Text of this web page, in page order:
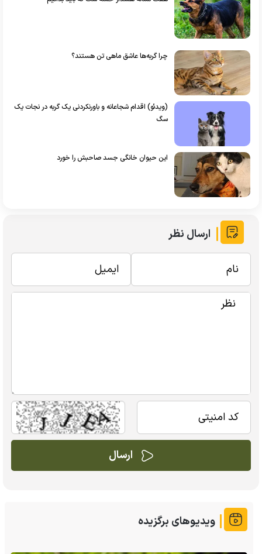
چرا گربه‌ها عاشق ماهی تن هستند؟
(ویدئو) اقدام شجاعانه و باورنکردنی یک گربه در نجات یک
سگ
این حیوان خانگی جسد صاحبش را خورد
ارسال نظر
ویدیوهای برگزیده